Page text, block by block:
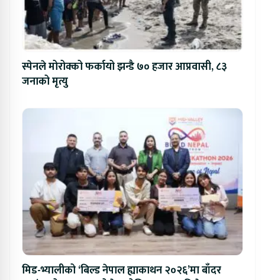
स्पेनले मोरोक्को फर्कायो झन्डै ७० हजार आप्रवासी, ८३
जनाको मृत्यु
मिड-भ्यालीको ‘बिल्ड नेपाल ह्याकाथन २०२६’मा बाँदर